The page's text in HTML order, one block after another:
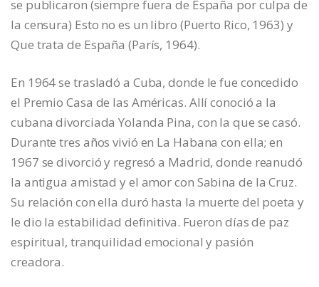
se publicaron (siempre fuera de España por culpa de
la censura) Esto no es un libro (Puerto Rico, 1963) y
Que trata de España (París, 1964).
En 1964 se trasladó a Cuba, donde le fue concedido
el Premio Casa de las Américas. Allí conoció a la
cubana divorciada Yolanda Pina, con la que se casó.
Durante tres años vivió en La Habana con ella; en
1967 se divorció y regresó a Madrid, donde reanudó
la antigua amistad y el amor con Sabina de la Cruz.
Su relación con ella duró hasta la muerte del poeta y
le dio la estabilidad definitiva. Fueron días de paz
espiritual, tranquilidad emocional y pasión
creadora.